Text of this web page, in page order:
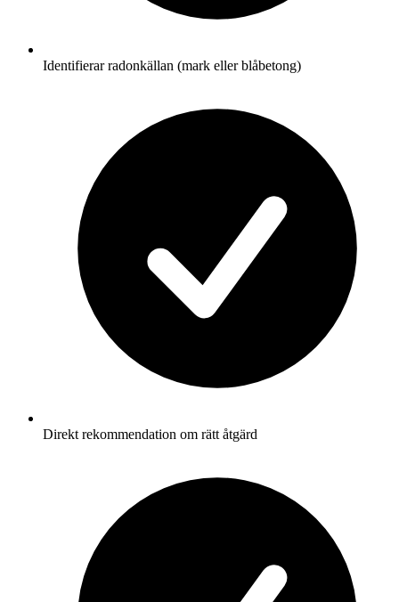
Identifierar radonkällan (mark eller blåbetong)
Direkt rekommendation om rätt åtgärd